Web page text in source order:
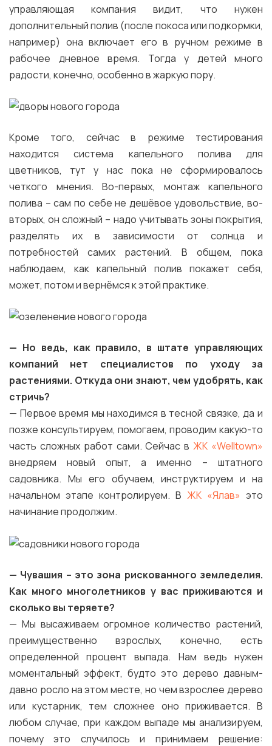
управляющая компания видит, что нужен
дополнительный полив (после покоса или подкормки,
например) она включает его в ручном режиме в
рабочее дневное время. Тогда у детей много
радости, конечно, особенно в жаркую пору.
Кроме того, сейчас в режиме тестирования
находится система капельного полива для
цветников, тут у нас пока не сформировалось
четкого мнения. Во-первых, монтаж капельного
полива – сам по себе не дешёвое удовольствие, во-
вторых, он сложный – надо учитывать зоны покрытия,
разделять их в зависимости от солнца и
потребностей самих растений. В общем, пока
наблюдаем, как капельный полив покажет себя,
может, потом и вернёмся к этой практике.
— Но ведь, как правило, в штате управляющих
компаний нет специалистов по уходу за
растениями. Откуда они знают, чем удобрять, как
стричь?
— Первое время мы находимся в тесной связке, да и
позже консультируем, помогаем, проводим какую-то
часть сложных работ сами. Сейчас вЖК «Welltown»
внедряем новый опыт, а именно – штатного
садовника. Мы его обучаем, инструктируем и на
начальном этапе контролируем. В ЖК «Ялав» это
начинание продолжим.
— Чувашия – это зона рискованного земледелия.
Как много многолетников у вас приживаются и
сколько вы теряете?
— Мы высаживаем огромное количество растений,
преимущественно взрослых, конечно, есть
определенной процент выпада. Нам ведь нужен
моментальный эффект, будто это дерево давным-
давно росло на этом месте, но чем взрослее дерево
или кустарник, тем сложнее оно приживается. В
любом случае, при каждом выпаде мы анализируем,
почему это случилось и принимаем решение: